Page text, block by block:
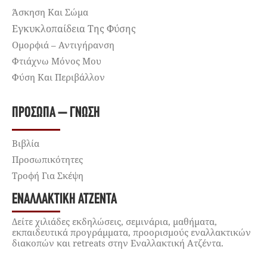
Άσκηση Και Σώμα
Εγκυκλοπαίδεια Της Φύσης
Ομορφιά – Αντιγήρανση
Φτιάχνω Μόνος Μου
Φύση Και Περιβάλλον
ΠΡΌΣΩΠΑ – ΓΝΏΣΗ
Βιβλία
Προσωπικότητες
Τροφή Για Σκέψη
ΕΝΑΛΛΑΚΤΙΚΉ ΑΤΖΈΝΤΑ
Δείτε χιλιάδες εκδηλώσεις, σεμινάρια, μαθήματα,
εκπαιδευτικά προγράμματα, προορισμούς εναλλακτικών
διακοπών και retreats στην Εναλλακτική Ατζέντα.